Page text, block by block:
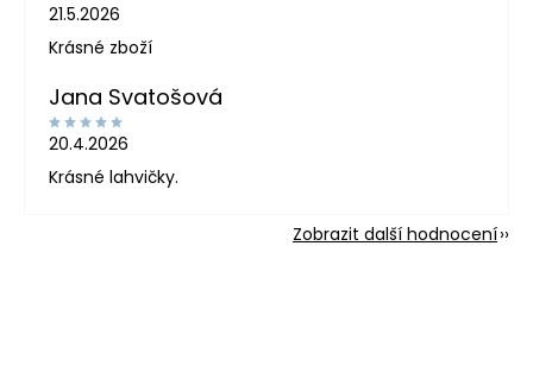
21.5.2026
Krásné zboží
Jana Svatošová
20.4.2026
Krásné lahvičky.
Zobrazit další hodnocení